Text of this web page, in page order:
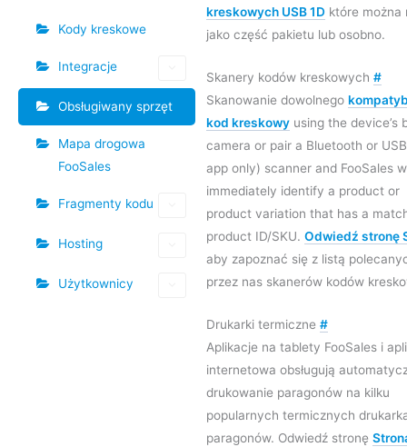
Kody kreskowe
Integracje
Obsługiwany sprzęt
Mapa drogowa
FooSales
Fragmenty kodu
Hosting
Użytkownicy
kreskowych USB 1D które można
jako część pakietu lub osobno.
Skanery kodów kreskowych #
Skanowanie dowolnego
kod kreskowy using the device’s
camera or pair a Bluetooth or
app only) scanner and FooSales
immediately identify a product or
product variation that has a
product ID/SKU. Odwiedź stronę
aby zapoznać się z listą
przez nas skanerów kodów
Drukarki termiczne #
Aplikacje na tablety FooSales i
internetowa obsługują
drukowanie paragonów na kilku
popularnych termicznych
paragonów. Odwiedź stronę